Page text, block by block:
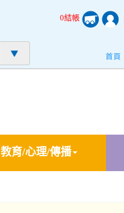
0結帳
首頁
教育/心理/傳播